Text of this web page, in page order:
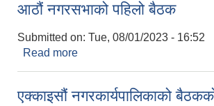
आठौं नगरसभाको पहिलो बैठक
Submitted on: Tue, 08/01/2023 - 16:52
Read more
एक्काइसौं नगरकार्यपालिकाको